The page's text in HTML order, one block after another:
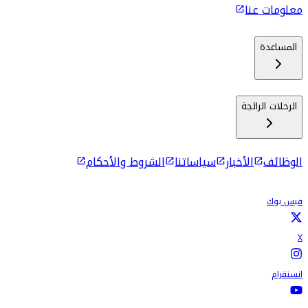
معلومات عنا
المساعدة
الرحلات الرائجة
الوظائف الأخبار سياساتنا الشروط والأحكام
فيس بوك
X
انستقرام